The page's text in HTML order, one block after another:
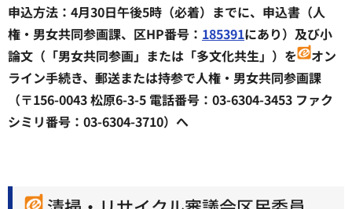
申込方法：4月30日午後5時（必着）までに、申込書（人
権・男女共同参画課、区HP番号： 185391にあり）及び小
論文（「男女共同参画」または「多文化共生」）を
オン
ライン手続き、郵送または持参で人権・男女共同参画課
（〒156-0043 松原6-3-5 電話番号：03-6304-3453 ファク
シミリ番号：03-6304-3710）へ